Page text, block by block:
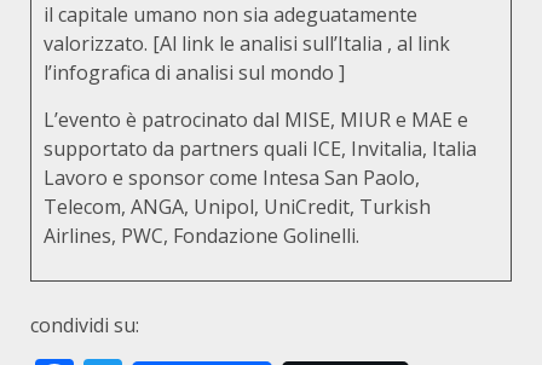
il capitale umano non sia adeguatamente
valorizzato. [Al link le analisi sull’Italia , al link
l’infografica di analisi sul mondo ]
L’evento è patrocinato dal MISE, MIUR e MAE e
supportato da partners quali ICE, Invitalia, Italia
Lavoro e sponsor come Intesa San Paolo,
Telecom, ANGA, Unipol, UniCredit, Turkish
Airlines, PWC, Fondazione Golinelli.
condividi su: